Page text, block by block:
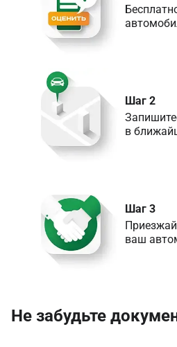
Шаг 2
в
Шаг 3
ваш
Не забудьте